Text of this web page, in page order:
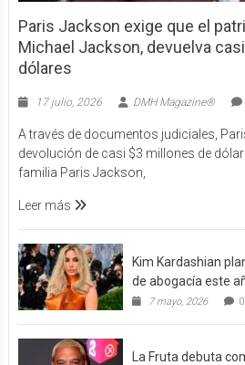
Paris Jackson exige que el
Michael Jackson, devuelva
dólares
17 julio, 2026 DMH Magazine®
A través de documentos judiciales,
devolución de casi $3 millones de
familia Paris Jackson,
Leer más
Kim Kardashian
de abogacía este
7 mayo, 2026 0
La Fruta debuta